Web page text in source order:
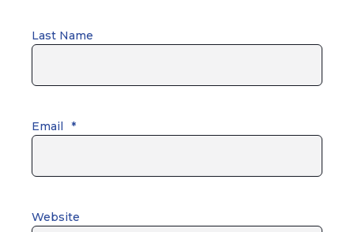
Last Name
Email *
Website